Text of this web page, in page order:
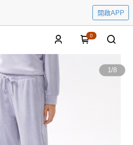
開啟APP
0
1/8